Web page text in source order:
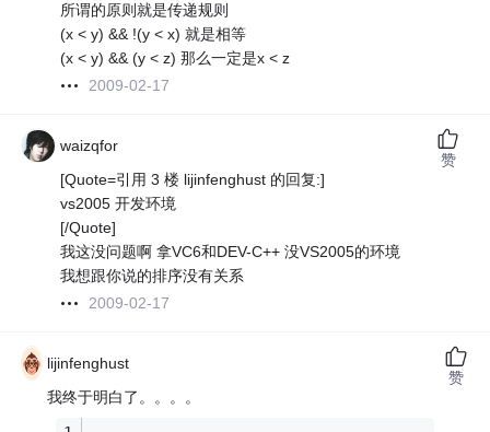
所谓的原则就是传递规则
(x < y) && !(y < x) 就是相等
(x < y) && (y < z) 那么一定是x < z
2009-02-17
waizqfor
[Quote=引用 3 楼 lijinfenghust 的回复:]
vs2005 开发环境
[/Quote]
我这没问题啊 拿VC6和DEV-C++ 没VS2005的环境
我想跟你说的排序没有关系
2009-02-17
赞
lijinfenghust
我终于明白了。。。。
赞